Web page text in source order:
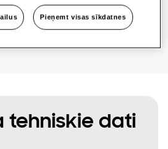
uzstādītāju
tehniskie dati
Pieņemt visas sīkdatnes